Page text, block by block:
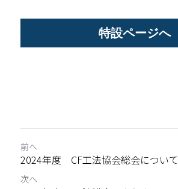
特設ページへ
前へ
2024年度 CF工法協会総会について
次へ